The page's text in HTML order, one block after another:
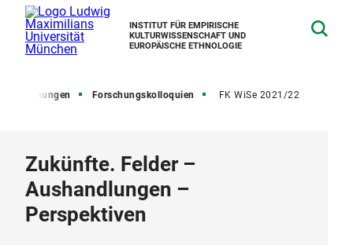
INSTITUT FÜR EMPIRISCHE
KULTURWISSENSCHAFT UND
EUROPÄISCHE ETHNOLOGIE
Forschungen Forschungskolloquien FK WiSe 2021/22
Zukünfte. Felder –
Aushandlungen –
Perspektiven